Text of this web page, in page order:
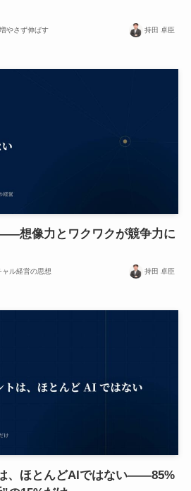
やさず伸ばす 持田 卓臣
想像力とワクワクが競争力に
ル経営の思想 持田 卓臣
、ほとんどAIではない——85%